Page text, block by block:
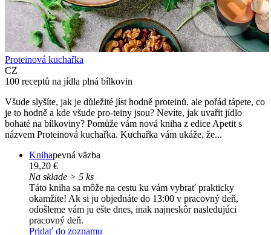
Proteinová kuchařka
CZ
100 receptů na jídla plná bílkovin
Všude slyšíte, jak je důležité jíst hodně proteinů, ale pořád tápete, co
je to hodně a kde všude pro-teiny jsou? Nevíte, jak uvařit jídlo
bohaté na bílkoviny? Pomůže vám nová kniha z edice Apetit s
názvem Proteinová kuchařka. Kuchařka vám ukáže, že...
Knihapevná väzba
19,20 €
Na sklade > 5 ks
Táto kniha sa môže na cestu ku vám vybrať prakticky
okamžite! Ak si ju objednáte do 13:00 v pracovný deň,
odošleme vám ju ešte dnes, inak najneskôr nasledujúci
pracovný deň.
Pridať do zoznamu